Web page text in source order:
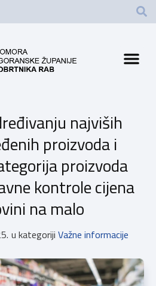
najviših
proizvoda i
proizvoda
kontrole cijena
na malo
u kategoriji Važne informacije